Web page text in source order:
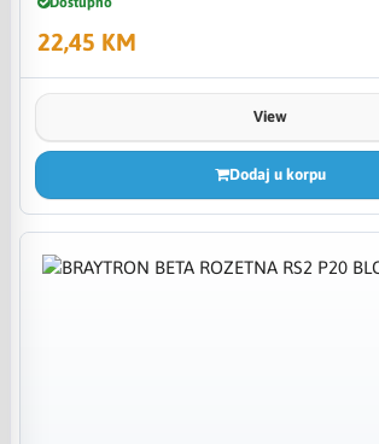
22,45 KM
View
Dodaj u korpu